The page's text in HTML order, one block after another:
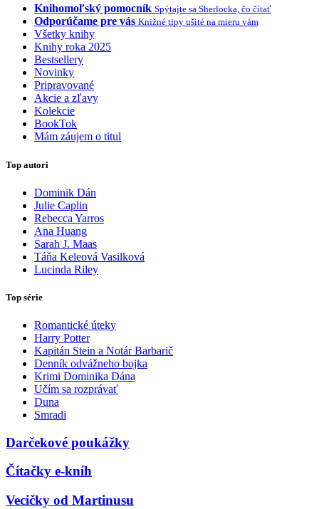
Knihomoľský pomocník Spýtajte sa Sherlocka, čo čítať
Odporúčame pre vás Knižné tipy ušité na mieru vám
Všetky knihy
Knihy roka 2025
Bestsellery
Novinky
Pripravované
Akcie a zľavy
Kolekcie
BookTok
Mám záujem o titul
Top autori
Dominik Dán
Julie Caplin
Rebecca Yarros
Ana Huang
Sarah J. Maas
Táňa Keleová Vasilková
Lucinda Riley
Top série
Romantické úteky
Harry Potter
Kapitán Stein a Notár Barbarič
Denník odvážneho bojka
Krimi Dominika Dána
Učím sa rozprávať
Duna
Smradi
Darčekové poukážky
Čítačky e-kníh
Vecičky od Martinusu